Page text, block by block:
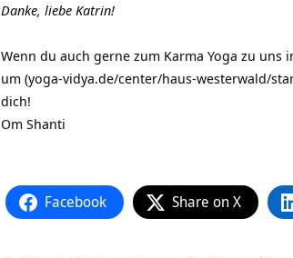
Danke, liebe Katrin!
Wenn du auch gerne zum Karma Yoga zu
um (yoga-vidya.de/center/haus-westerwald/
dich!
Om Shanti
Facebook Share on X